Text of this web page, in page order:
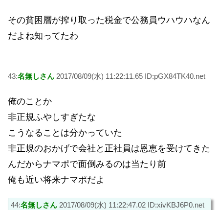
その貧困層が搾り取った税金で公務員ウハウハなん
だよね知ってたわ
43:名無しさん 2017/08/09(水) 11:22:11.65 ID:pGX84TK40.net
俺のことか
非正規ふやしすぎたな
こうなることは分かっていた
非正規のおかげで会社と正社員は恩恵を受けてきた
んだからナマポで面倒みるのは当たり前
俺も近い将来ナマポだよ
44:名無しさん 2017/08/09(水) 11:22:47.02 ID:xivKBJ6P0.net